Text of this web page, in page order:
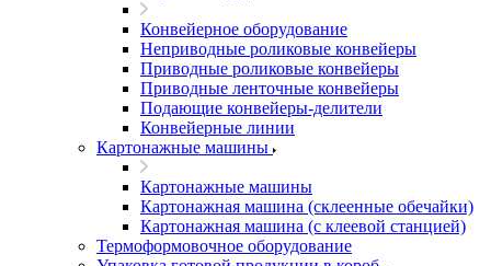
Конвейерное оборудование
Неприводные роликовые конвейеры
Приводные роликовые конвейеры
Приводные ленточные конвейеры
Подающие конвейеры-делители
Конвейерные линии
Картонажные машины
Картонажные машины
Картонажная машина (склеенные обечайки)
Картонажная машина (с клеевой станцией)
Термоформовочное оборудование